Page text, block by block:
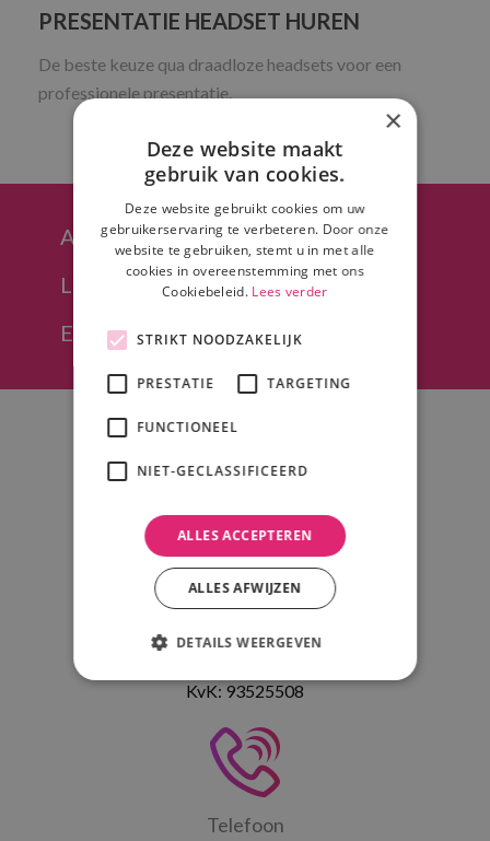
PRESENTATIE HEADSET HUREN
De beste keuze qua draadloze headsets voor een
professionele presentatie.
Afhalen in Hoeven (regio Breda)
Levering in heel NL mogelijk
Eenvoudig offerte opvragen
Adres
Psound, PRO Sound & Light B.V.
Korte Bunder 5
4741 TV Hoeven
KvK: 93525508
Telefoon
×
Deze website maakt
gebruik van cookies.
Deze website gebruikt cookies om uw
gebruikerservaring te verbeteren. Door onze
website te gebruiken, stemt u in met alle
cookies in overeenstemming met ons
Cookiebeleid. Lees verder
STRIKT NOODZAKELIJK
PRESTATIE TARGETING
FUNCTIONEEL
NIET-GECLASSIFICEERD
ALLES ACCEPTEREN
ALLES AFWIJZEN
DETAILS WEERGEVEN